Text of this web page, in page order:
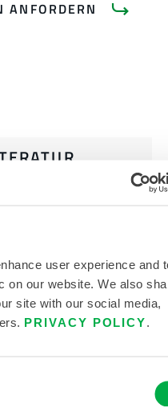
user experience and
on our website. We also
site with our social media,
PRIVACY POLICY.
ANFORDERN
E